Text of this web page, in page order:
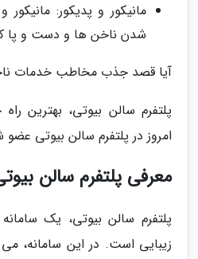
مانیکور و پدیکور:
شدن ناخن ها و دست و پا
آیا قصد جذب مخاطب خدمات
پلتفرم سالن بیوتی، بهترین
امروز در پلتفرم سالن بیوتی عضو
معرفی پلتفرم سالن
پلتفرم سالن بیوتی، یک
زیبایی است. در این سامانه،